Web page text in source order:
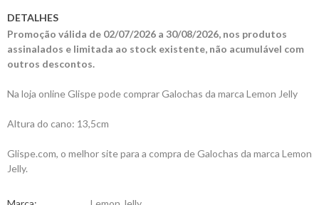
DETALHES
Promoção válida de 02/07/2026 a 30/08/2026, nos produtos
assinalados e limitada ao stock existente, não acumulável com
outros descontos.
Na loja online Glispe pode comprar Galochas da marca Lemon Jelly
Altura do cano: 13,5cm
Glispe.com, o melhor site para a compra de Galochas da marca Lemon
Jelly.